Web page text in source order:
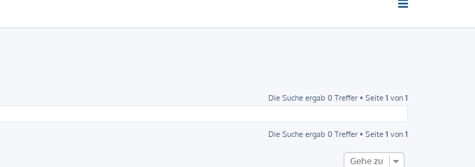
Die Suche ergab 0 Treffer • Seite 1 von 1
Die Suche ergab 0 Treffer • Seite 1 von 1
Gehe zu